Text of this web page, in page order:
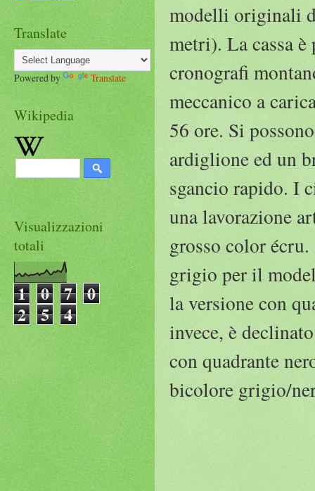
modelli originali
metri). La cassa
cronografi
meccanico a
56 ore. Si
ardiglione ed un
sgancio rapido. I
una lavorazione
grosso color
grigio per il
la versione con
invece, è
con quadrante
bicolore grigio/
Translate
Powered by Translate
Wikipedia
Visualizzazioni
totali
1 0 7 0
2 5 4